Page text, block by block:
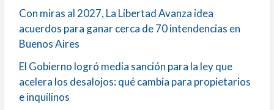
Con miras al 2027, La Libertad Avanza idea
acuerdos para ganar cerca de 70 intendencias en
Buenos Aires
El Gobierno logró media sanción para la ley que
acelera los desalojos: qué cambia para propietarios
e inquilinos